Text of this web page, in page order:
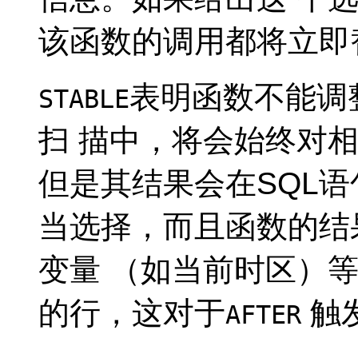
该函数的调用都将立
STABLE表明函数不能
扫 描中，将会始终对
但是其结果会在SQL
当选择，而且函数的
变量 （如当前时区）
的行，这对于AFTER 触